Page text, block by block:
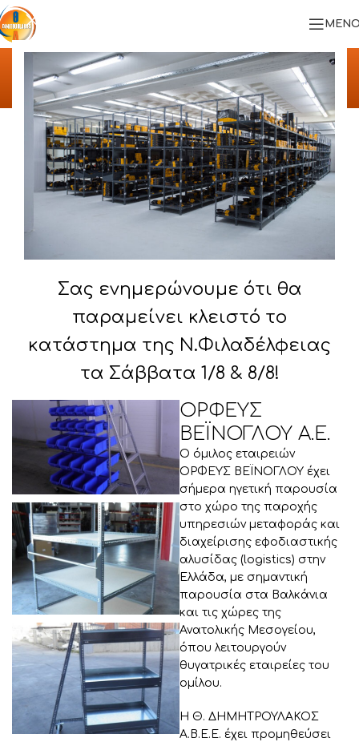
Σας ενημερώνουμε ότι θα
παραμείνει κλειστό το
κατάστημα της Ν.Φιλαδέλφειας
τα Σάββατα 1/8 & 8/8!
Αρχική ΥΛΟΠΟΙΗΜΕΝΑ ΕΡΓΑ
ΟΡΦΕΥΣ ΒΕΪΝΟΓΛΟΥ Α.Ε.
ΟΡΦΕΥΣ
ΒΕΪΝΟΓΛΟΥ Α.Ε.
Ο όμιλος εταιρειών
ΟΡΦΕΥΣ ΒΕΪΝΟΓΛΟΥ έχει
σήμερα ηγετική παρουσία
στο χώρο της παροχής
υπηρεσιών μεταφοράς και
διαχείρισης εφοδιαστικής
αλυσίδας (logistics) στην
Ελλάδα, με σημαντική
παρουσία στα Βαλκάνια
και τις χώρες της
Ανατολικής Μεσογείου,
όπου λειτουργούν
θυγατρικές εταιρείες του
ομίλου.
Η Θ. ΔΗΜΗΤΡΟΥΛΑΚΟΣ
Α.Β.Ε.Ε. έχει προμηθεύσει